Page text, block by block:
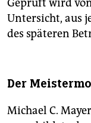
Geprüft wird
Untersicht, aus
des späteren
Der
Michael C.